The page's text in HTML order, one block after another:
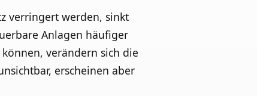
verringert werden, sinkt
Anlagen häufiger
verändern sich die
erscheinen aber